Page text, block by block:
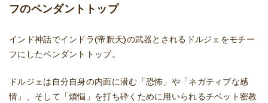
フのペンダントトップ
インド神話でインドラ(帝釈天)の武器とされるドルジェをモチー
フにしたペンダントトップ。
ドルジェは自分自身の内面に潜む「恐怖」や「ネガティブな感
情」、そして「煩悩」を打ち砕くために用いられるチベット密教